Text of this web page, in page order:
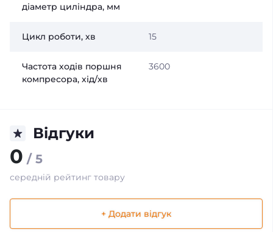
діаметр циліндра, мм
Цикл роботи, хв 15
Частота ходів поршня
компресора, хід/хв
3600
Відгуки
0 / 5
середній рейтинг товару
+ Додати відгук